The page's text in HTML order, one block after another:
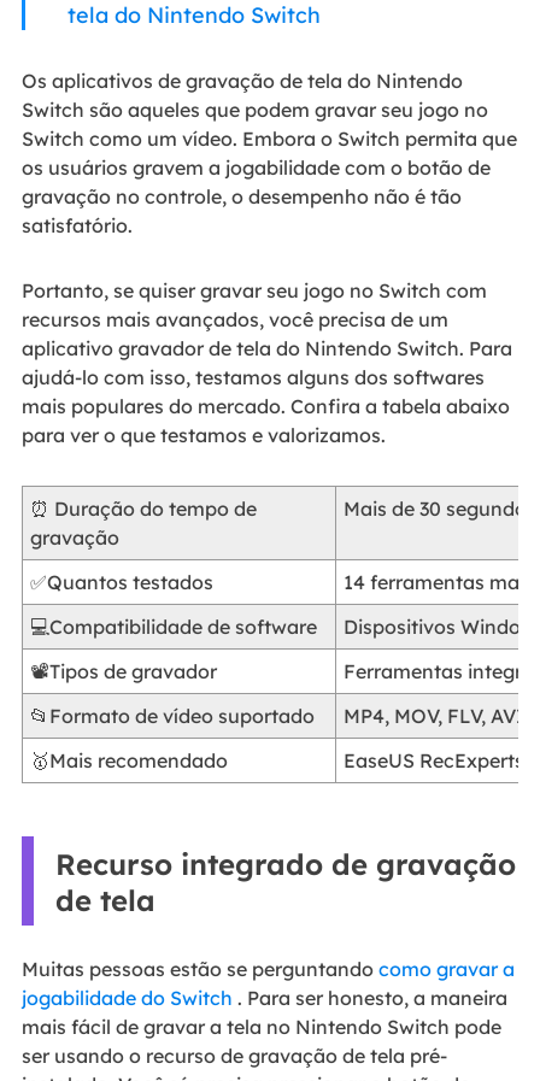
tela do Nintendo Switch
Os aplicativos de gravação de tela do Nintendo
Switch são aqueles que podem gravar seu jogo no
Switch como um vídeo. Embora o Switch permita que
os usuários gravem a jogabilidade com o botão de
gravação no controle, o desempenho não é tão
satisfatório.
Portanto, se quiser gravar seu jogo no Switch com
recursos mais avançados, você precisa de um
aplicativo gravador de tela do Nintendo Switch. Para
ajudá-lo com isso, testamos alguns dos softwares
mais populares do mercado. Confira a tabela abaixo
para ver o que testamos e valorizamos.
⏰ Duração do tempo de
gravação
Mais de 30 segundos
✅Quantos testados
14 ferramentas
💻Compatibilidade de software
Dispositivos
📽️Tipos de gravador
Ferramentas
📂Formato de vídeo suportado
MP4, MOV, FLV, AVI
🥇Mais recomendado
EaseUS RecExperts
Recurso integrado de gravação
de tela
Muitas pessoas estão se perguntando como gravar a
jogabilidade do Switch . Para ser honesto, a maneira
mais fácil de gravar a tela no Nintendo Switch pode
ser usando o recurso de gravação de tela pré-